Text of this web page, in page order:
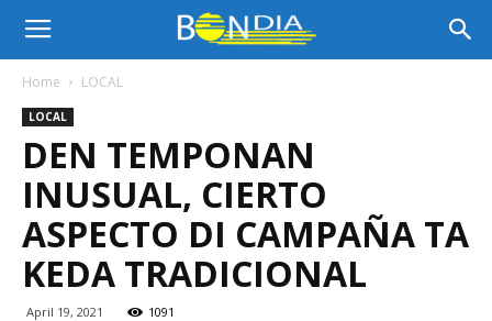
Bon
Dia
Aruba
Home LOCAL
LOCAL
DEN TEMPONAN
INUSUAL, CIERTO
ASPECTO DI CAMPAÑA TA
KEDA TRADICIONAL
April 19, 2021 1091